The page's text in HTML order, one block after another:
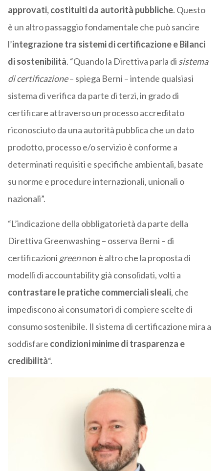
approvati, costituiti da autorità pubbliche. Questo
è un altro passaggio fondamentale che può sancire
l’integrazione tra sistemi di certificazione e Bilanci
di sostenibilità. “Quando la Direttiva parla di sistema
di certificazione– spiega Berni – intende qualsiasi
sistema di verifica da parte di terzi, in grado di
certificare attraverso un processo accreditato
riconosciuto da una autorità pubblica che un dato
prodotto, processo e/o servizio è conforme a
determinati requisiti e specifiche ambientali, basate
su norme e procedure internazionali, unionali o
nazionali”.
“L’indicazione della obbligatorietà da parte della
Direttiva Greenwashing – osserva Berni – di
certificazioni greennon è altro che la proposta di
modelli di accountability già consolidati, volti a
contrastare le pratiche commerciali sleali, che
impediscono ai consumatori di compiere scelte di
consumo sostenibile. Il sistema di certificazione mira a
soddisfare condizioni minime di trasparenza e
credibilità“.